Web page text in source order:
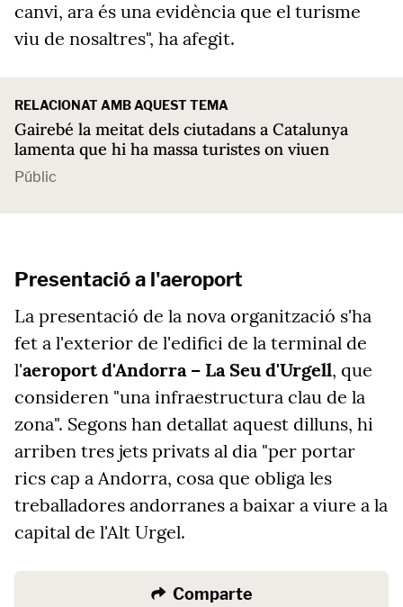
canvi, ara és una evidència que el turisme
viu de nosaltres", ha afegit.
RELACIONAT AMB AQUEST TEMA
Gairebé la meitat dels ciutadans a Catalunya
lamenta que hi ha massa turistes on viuen
Públic
Presentació a l'aeroport
La presentació de la nova organització s'ha
fet a l'exterior de l'edifici de la terminal de
l'aeroport d'Andorra – La Seu d'Urgell, que
consideren "una infraestructura clau de la
zona". Segons han detallat aquest dilluns, hi
arriben tres jets privats al dia "per portar
rics cap a Andorra, cosa que obliga les
treballadores andorranes a baixar a viure a la
capital de l'Alt Urgel.
Comparte